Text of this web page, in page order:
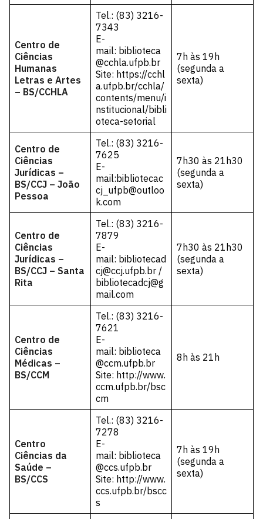
Centro de
Ciências
Humanas
Letras e Artes
– BS/CCHLA
Tel.: (83) 3216-
7343
E-
mail: biblioteca
@cchla.ufpb.br
Site: https://cchl
a.ufpb.br/cchla/
contents/menu/i
nstitucional/bibli
oteca-setorial
7h às 19h
(segunda a
sexta)
Centro de
Ciências
Jurídicas –
BS/CCJ – João
Pessoa
Tel.: (83) 3216-
7625
E-
mail:bibliotecac
cj_ufpb@outloo
k.com
7h30 às 21h30
(segunda a
sexta)
Centro de
Ciências
Jurídicas –
BS/CCJ – Santa
Rita
Tel.: (83) 3216-
7879
E-
mail: bibliotecad
cj@ccj.ufpb.br /
bibliotecadcj@g
mail.com
7h30 às 21h30
(segunda a
sexta)
Centro de
Ciências
Médicas –
BS/CCM
Tel.: (83) 3216-
7621
E-
mail: biblioteca
@ccm.ufpb.br
Site: http://www.
ccm.ufpb.br/bsc
cm
8h às 21h
Centro
Ciências da
Saúde –
BS/CCS
Tel.: (83) 3216-
7278
E-
mail: biblioteca
@ccs.ufpb.br
Site: http://www.
ccs.ufpb.br/bscc
s
7h às 19h
(segunda a
sexta)